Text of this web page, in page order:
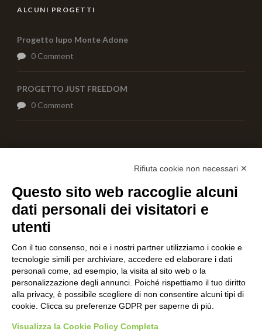
ALCUNI PROGETTI
Progetto lupo Monte Adone
0 Comment
PROGETTO JUST FREEDOM
0 Comment
Rifiuta cookie non necessari ✕
Questo sito web raccoglie alcuni
dati personali dei visitatori e
utenti
Con il tuo consenso, noi e i nostri partner utilizziamo i cookie e
tecnologie simili per archiviare, accedere ed elaborare i dati
personali come, ad esempio, la visita al sito web o la
personalizzazione degli annunci. Poiché rispettiamo il tuo diritto
alla privacy, è possibile scegliere di non consentire alcuni tipi di
cookie. Clicca su preferenze GDPR per saperne di più.
Visualizza la Cookie Policy Completa